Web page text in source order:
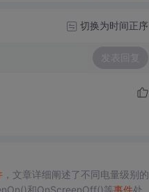
切换为时间正序
发表回复
，文章详细阐述了不同电量级别的
和OnScreenOff()等事件处理